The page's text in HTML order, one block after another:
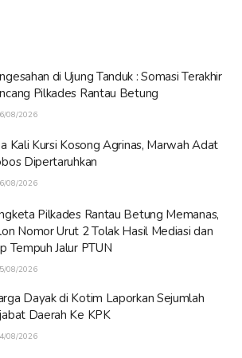
di Ujung Tanduk : Somasi Terakhir
Pilkades Rantau Betung
08/2026
Kali Kursi Kosong Agrinas, Marwah Adat
Dipertaruhkan
08/2026
Pilkades Rantau Betung Memanas,
Nomor Urut 2 Tolak Hasil Mediasi dan
Tempuh Jalur PTUN
08/2026
Dayak di Kotim Laporkan Sejumlah
Daerah Ke KPK
08/2026